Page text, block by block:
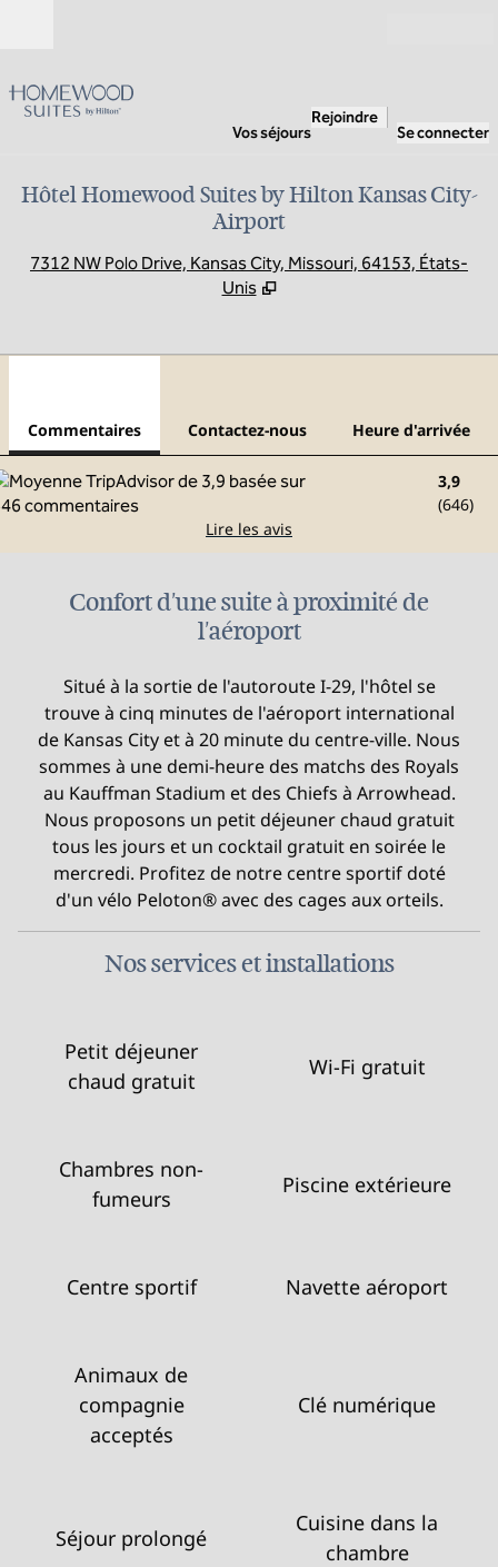
Vos séjours
Rejoindre
Se connecter
Hôtel Homewood Suites by Hilton Kansas City-
Airport
7312 NW Polo Drive, Kansas City, Missouri, 64153, États-
Unis
Commentaires Contactez-nous Heure d'arrivée
3,9
(646)
Lire les avis
Confort d'une suite à proximité de
l'aéroport
Situé à la sortie de l'autoroute I-29, l'hôtel se
trouve à cinq minutes de l'aéroport international
de Kansas City et à 20 minute du centre-ville. Nous
sommes à une demi-heure des matchs des Royals
au Kauffman Stadium et des Chiefs à Arrowhead.
Nous proposons un petit déjeuner chaud gratuit
tous les jours et un cocktail gratuit en soirée le
mercredi. Profitez de notre centre sportif doté
d'un vélo Peloton® avec des cages aux orteils.
Nos services et installations
Petit déjeuner
chaud gratuit
Wi-Fi gratuit
Chambres non-
fumeurs
Piscine extérieure
Centre sportif Navette aéroport
Animaux de
compagnie
acceptés
Clé numérique
Séjour prolongé
Cuisine dans la
chambre